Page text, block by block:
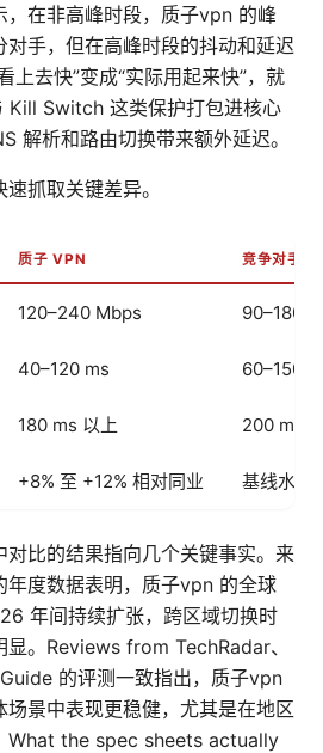
，在非高峰时段，质子vpn 的峰
手，但在高峰时段的抖动和延迟
上去快”变成“实际用起来快”，就
Kill Switch 这类保护打包进核心
解析和路由切换带来额外延迟。
抓取关键差异。
质子 VPN 竞争对手 A
120–240 Mbps 90–180
40–120 ms 60–150
180 ms 以上 200 ms
+8% 至 +12% 相对同业 基线水平
对比的结果指向几个关键事实。来
年度数据表明，质子vpn 的全球
年间持续扩张，跨区域切换时
。Reviews from TechRadar、
的评测一致指出，质子vpn
场景中表现更稳健，尤其是在地区
What the spec sheets actually